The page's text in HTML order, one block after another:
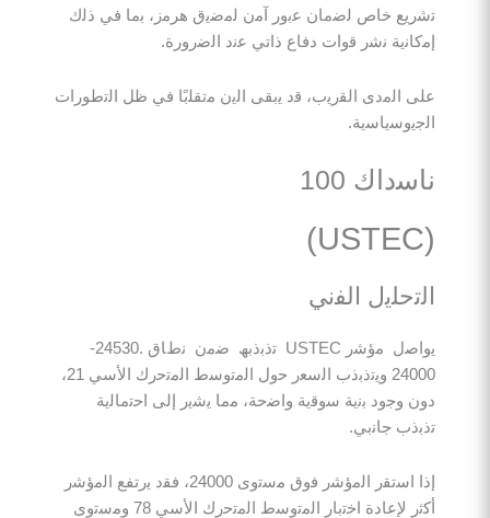
ﺧﺎص ﻟﺿﻣﺎن ﻋﺑور آﻣن ﻟﻣﺿﯾق ھرﻣز، ﺑﻣﺎ ﻓﻲ ذﻟك
ﻧﺷر ﻗوات دﻓﺎع ذاﺗﻲ ﻋﻧد اﻟﺿرورة.
اﻟﻘرﯾب، ﻗد ﯾﺑﻘﻰ اﻟﯾن ﻣﺗﻘﻠﺑًﺎ ﻓﻲ ظل اﻟﺗطورات
100
اﻟﻔﻧﻲ
ﯾواﺻل ﻣؤﺷر USTEC ﺗذﺑذﺑﮫ ﺿﻣن ﻧطﺎق .24530-
24000 وﯾﺗذﺑذب اﻟﺳﻌر ﺣول اﻟﻣﺗوﺳط اﻟﻣﺗﺣرك اﻷﺳﻲ 21،
ﺑﻧﯾﺔ ﺳوﻗﯾﺔ واﺿﺣﺔ، ﻣﻣﺎ ﯾﺷﯾر إﻟﻰ اﺣﺗﻣﺎﻟﯾﺔ
إذا اﺳﺗﻘر اﻟﻣؤﺷر ﻓوق ﻣﺳﺗوى 24000، ﻓﻘد ﯾرﺗﻔﻊ اﻟﻣؤﺷر
أﻛﺛر ﻹﻋﺎدة اﺧﺗﺑﺎر اﻟﻣﺗوﺳط اﻟﻣﺗﺣرك اﻷﺳﻲ 78 وﻣﺳﺗوى